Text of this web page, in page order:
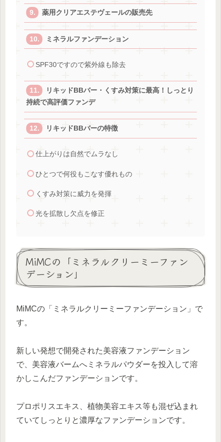
薬用クリアエステヴェールの販売先
ミネラルファンデーション
SPF30ですので紫外線も除去
リキッドBBバー・くすみ対策に最高！しっとり
持続で高評価ファンデ
リキッドBBバーの特徴
仕上がりは自然でムラなし
ひとつで何役もこなす優れもの
くすみ対策に威力を発揮
光を拡散し欠点を修正
MiMCの「ミネラルクリーミーファン
デーション」
MiMCの「ミネラルクリーミーファンデーション」で
す。
新しい発想で開発された美容液ファンデーション
で、美容液バームへミネラルパウダーを投入して溶
かしこんだファンデーションです。
プロポリスエキス、植物美容エキス等も混ぜ込まれ
ていてしっとりと濃厚なファンデーションです。